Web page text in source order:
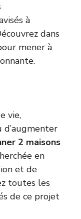
à
dans
mener à
vie,
d’augmenter
2 maisons
en
et de
toutes les
de ce projet